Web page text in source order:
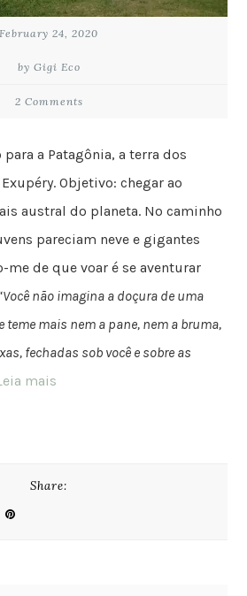
February 24, 2020
by Gigi Eco
2 Comments
para a Patagônia, a terra dos
Objetivo: chegar ao
austral do planeta. No caminho
pareciam neve e gigantes
de que voar é se aventurar
não imagina a doçura de uma
teme mais nem a pane, nem a bruma,
fechadas sob você e sobre as
mais
Share: